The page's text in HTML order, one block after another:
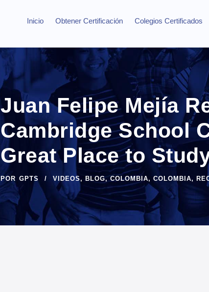
Inicio Obtener Certificación Colegios Certificados
Juan Felipe Mejía
Cambridge School
Great Place to
POR GPTS VIDEOS, BLOG, COLOMBIA, COLOMBIA,